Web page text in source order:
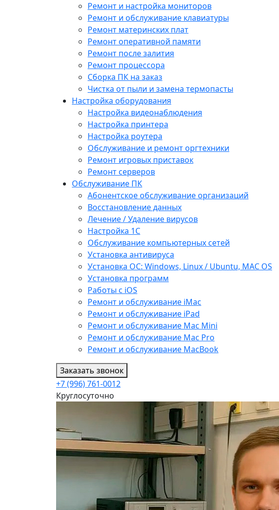
Ремонт и настройка мониторов
Ремонт и обслуживание клавиатуры
Ремонт материнских плат
Ремонт оперативной памяти
Ремонт после залития
Ремонт процессора
Сборка ПК на заказ
Чистка от пыли и замена термопасты
Настройка оборудования
Настройка видеонаблюдения
Настройка принтера
Настройка роутера
Обслуживание и ремонт оргтехники
Ремонт игровых приставок
Ремонт серверов
Обслуживание ПК
Абонентское обслуживание организаций
Восстановление данных
Лечение / Удаление вирусов
Настройка 1С
Обслуживание компьютерных сетей
Установка антивируса
Установка ОС: Windows, Linux / Ubuntu, МАС OS
Установка программ
Работы с iOS
Ремонт и обслуживание iMac
Ремонт и обслуживание iPad
Ремонт и обслуживание Mac Mini
Ремонт и обслуживание Mac Pro
Ремонт и обслуживание MacBook
Заказать звонок
+7 (996) 761-0012
Круглосуточно